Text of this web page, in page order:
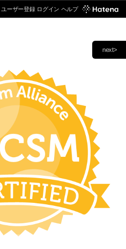
ユーザー登録 ログイン ヘルプ
next>